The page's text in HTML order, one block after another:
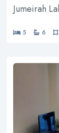
Jumeirah
5 6